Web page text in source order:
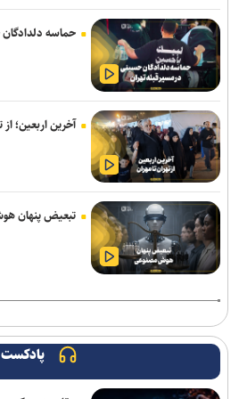
آیگپ و سازمان نوسازی مدارس کشور
چت‌باتی که هوش مصنوعی نیست و
Gem یک وب‌سایت را برای هر کاربر، اختصاصی دیزاین می‌کند
پوکو
طراحی تاشو و درایورهای
بازمی‌گردند
بایت‌دنس آموزش مدل هوش مصنوعی ۱۰ تریلیون پارامتری را کلید زد
خبرنگاران با روایت دقیق، جامعه را با دولت
حماسه
آخرین اربعین؛ از
تبعیض پنهان
پادکست